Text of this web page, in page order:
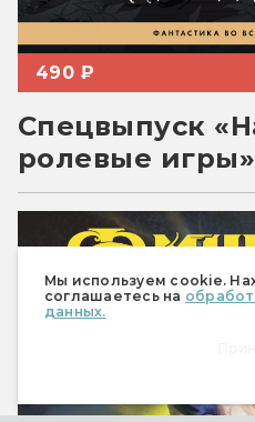
Мы используем cookie.
соглашаетесь на
данных.
490 ₽
Спецвыпуск
ролевые игры»